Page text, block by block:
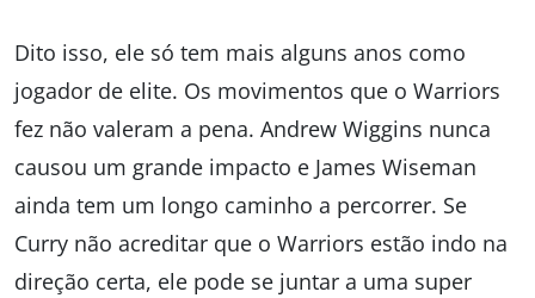
Dito isso, ele só tem mais alguns anos como
jogador de elite. Os movimentos que o Warriors
fez não valeram a pena. Andrew Wiggins nunca
causou um grande impacto e James Wiseman
ainda tem um longo caminho a percorrer. Se
Curry não acreditar que o Warriors estão indo na
direção certa, ele pode se juntar a uma super